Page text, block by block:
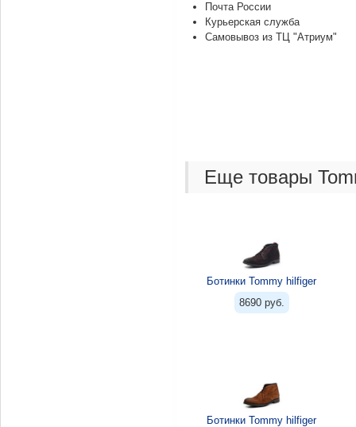
Почта России
Курьерская служба
Самовывоз из ТЦ "Атриум"
Еще товары
Ботинки Tommy hilfiger
8690 руб.
Ботинки Tommy hilfiger